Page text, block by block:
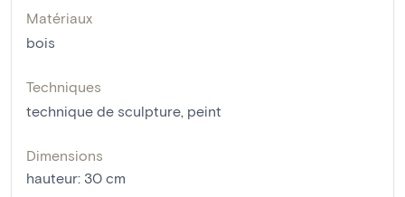
Matériaux
bois
Techniques
technique de sculpture, peint
Dimensions
hauteur: 30 cm